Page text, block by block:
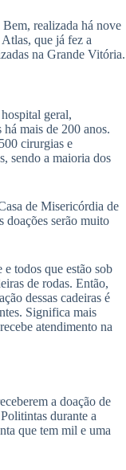
Bem, realizada há nove
que já fez a
na Grande Vitória.
geral,
mais de 200 anos.
cirurgias e
sendo a maioria dos
de Misericórdia de
serão muito
todos que estão sob
de rodas. Então,
dessas cadeiras é
Significa mais
atendimento na
a doação de
durante a
que tem mil e uma